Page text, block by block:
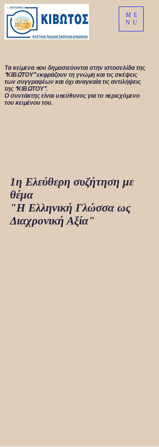
ME
NU
Τα κείμενα που δημοσιεύονται στην ιστοσελίδα της
“ΚΙΒΩΤΟΥ” εκφράζουν τη γνώμη και τις σκέψεις
των συγγραφέων και όχι αναγκαία τις αντιλήψεις
της “ΚΙΒΩΤΟΥ”.
Ο συντάκτης είναι υπεύθυνος για το περιεχόμενο
του κειμένου του.
1η Ελεύθερη συζήτηση με
θέμα
"Η Ελληνική Γλώσσα ως
Διαχρονική Αξία"